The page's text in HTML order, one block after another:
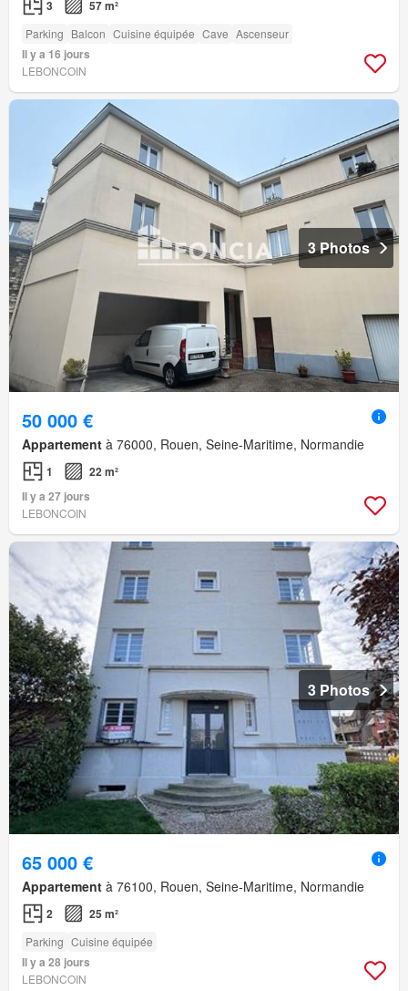
3 57 m²
Parking Balcon Cuisine équipée Cave Ascenseur
Il y a 16 jours
LEBONCOIN
3 Photos
50 000 €
Appartement à 76000, Rouen, Seine-Maritime, Normandie
1
22 m²
Il y a 27 jours
LEBONCOIN
3 Photos
65 000 €
Appartement à 76100, Rouen, Seine-Maritime, Normandie
2 25 m²
Parking Cuisine équipée
Il y a 28 jours
LEBONCOIN